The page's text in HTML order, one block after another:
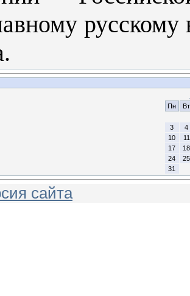
Пн
Вт
3
4
10
11
17
18
24
25
31
сайта